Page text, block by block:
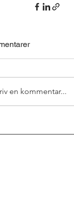
en kommentar...